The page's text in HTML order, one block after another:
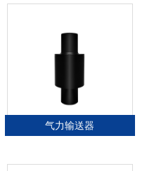
气力输送器